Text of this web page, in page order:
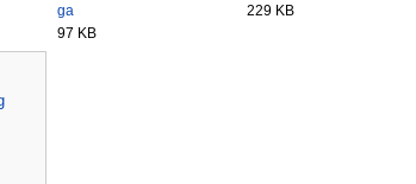
ga
97 KB
229 KB